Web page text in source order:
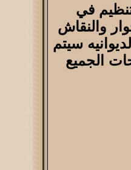
في
والنقاش
سيتم
الجميع